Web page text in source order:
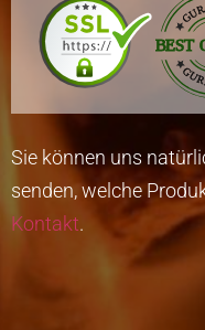
Sie können uns
senden, welche
Kontakt.